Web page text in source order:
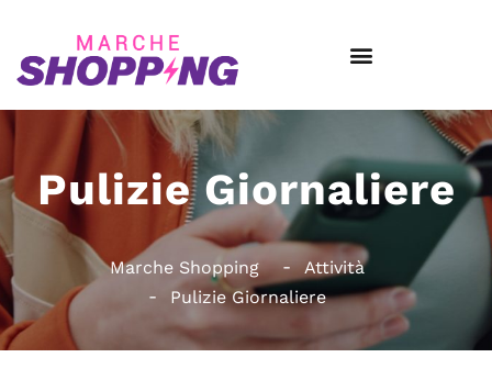
Pulizie Giornaliere
Marche Shopping
Attività
Pulizie Giornaliere